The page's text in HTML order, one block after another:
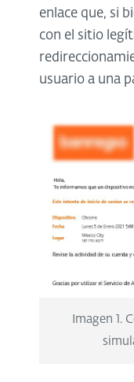
enlace que, si
con el sitio
usuario a una
Imagen 1.